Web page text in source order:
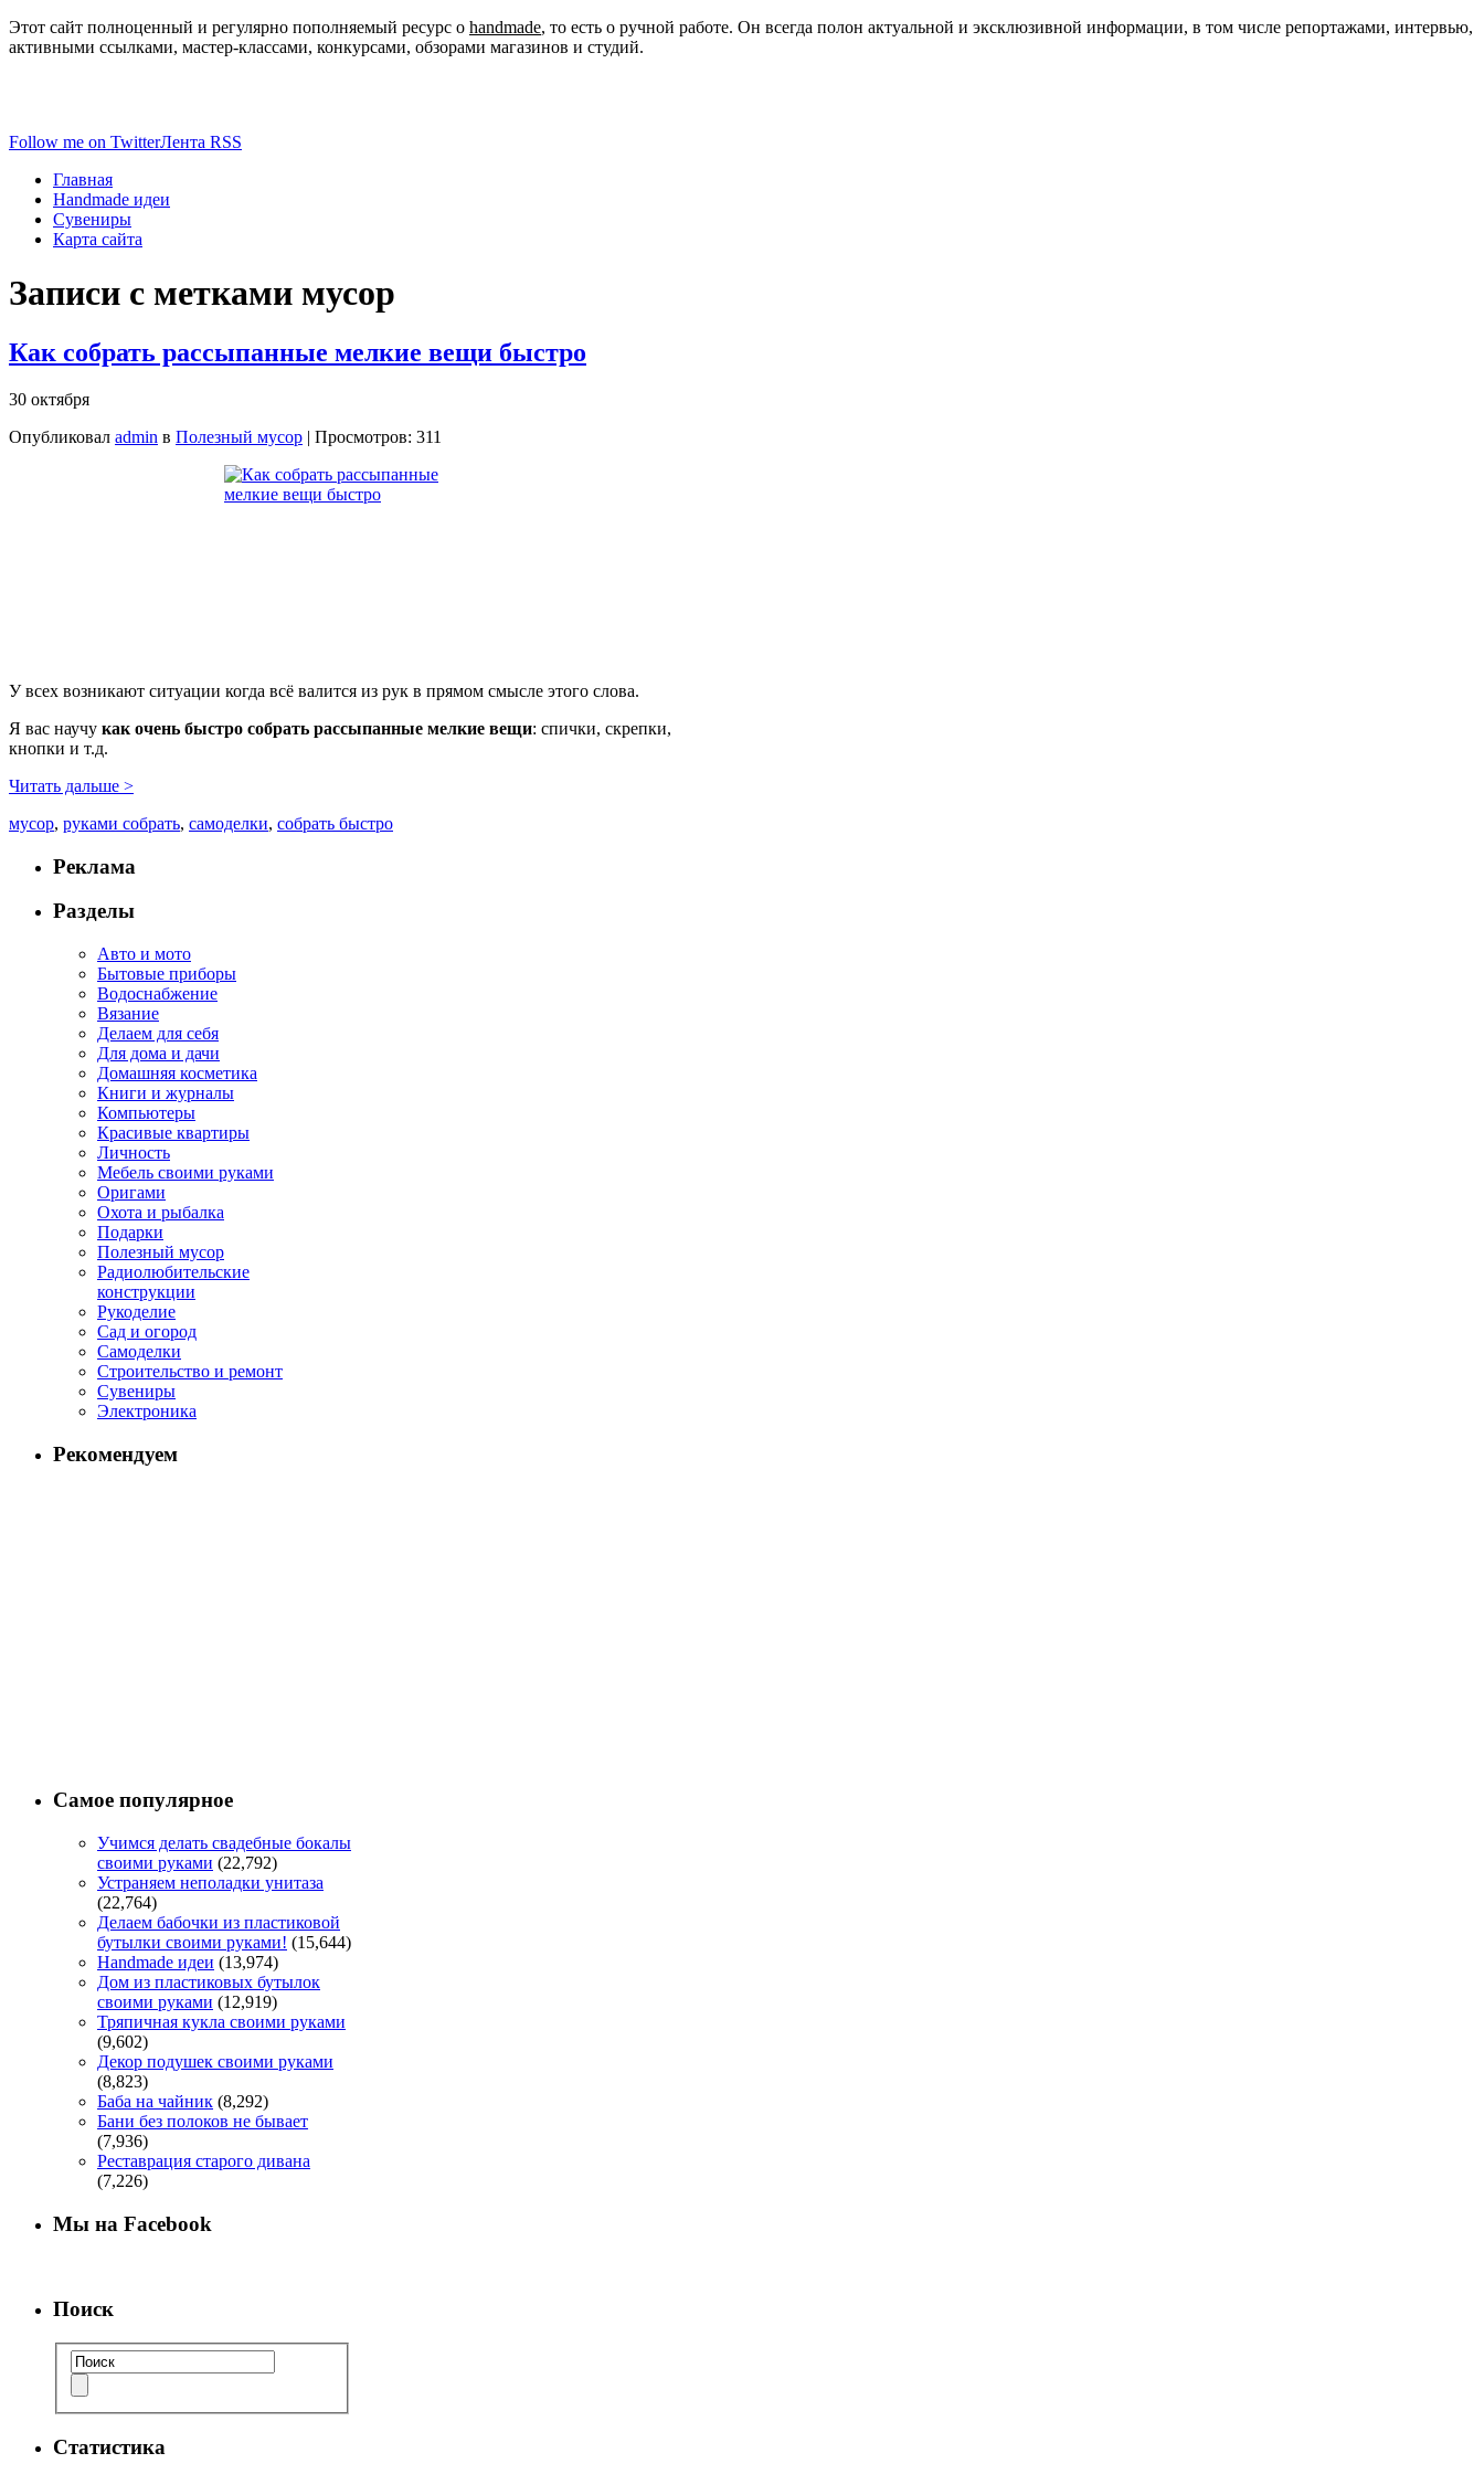
Этот сайт полноценный и регулярно пополняемый ресурс о handmade, то есть о ручной работе. Он всегда полон актуальной и эксклюзивной информации, в том числе репортажами, интервью,
активными ссылками, мастер-классами, конкурсами, обзорами магазинов и студий.
Follow me on TwitterЛента RSS
Главная
Handmade идеи
Сувениры
Карта сайта
Записи с метками мусор
Как собрать рассыпанные мелкие вещи быстро
30 октября
Опубликовал admin в Полезный мусор | Просмотров: 311
У всех возникают ситуации когда всё валится из рук в прямом смысле этого слова.
Я вас научу как очень быстро собрать рассыпанные мелкие вещи: спички, скрепки,
кнопки и т.д.
Читать дальше >
мусор, руками собрать, самоделки, собрать быстро
Реклама
Разделы
Авто и мото
Бытовые приборы
Водоснабжение
Вязание
Делаем для себя
Для дома и дачи
Домашняя косметика
Книги и журналы
Компьютеры
Красивые квартиры
Личность
Мебель своими руками
Оригами
Охота и рыбалка
Подарки
Полезный мусор
Радиолюбительские
конструкции
Рукоделие
Сад и огород
Самоделки
Строительство и ремонт
Сувениры
Электроника
Рекомендуем
Самое популярное
Учимся делать свадебные бокалы
своими руками (22,792)
Устраняем неполадки унитаза
(22,764)
Делаем бабочки из пластиковой
бутылки своими руками! (15,644)
Handmade идеи (13,974)
Дом из пластиковых бутылок
своими руками (12,919)
Тряпичная кукла своими руками
(9,602)
Декор подушек своими руками
(8,823)
Баба на чайник (8,292)
Бани без полоков не бывает
(7,936)
Реставрация старого дивана
(7,226)
Мы на Facebook
Поиск
Статистика